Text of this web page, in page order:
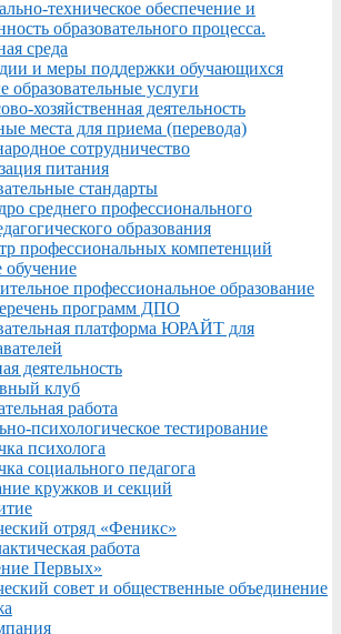
техническое обеспечение и
образовательного процесса.
среда
и меры поддержки обучающихся
образовательные услуги
хозяйственная деятельность
места для приема (перевода)
сотрудничество
питания
стандарты
среднего профессионального
образования
профессиональных компетенций
обучение
профессиональное образование
программ ДПО
платформа ЮРАЙТ для
деятельность
клуб
работа
психологическое тестирование
психолога
социального педагога
кружков и секций
отряд «Феникс»
работа
Первых»
совет и общественные объединение